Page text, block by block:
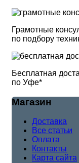
Грамотные
по подбору
Бесплатная
по Уфе*
Магазин
Доставка
Все статьи
Оплата
Контакты
Карта сайта